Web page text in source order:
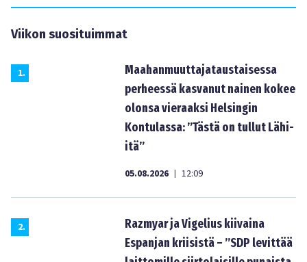
Viikon suosituimmat
1.
Maahanmuuttajataustaisessa
perheessä kasvanut nainen kokee
olonsa vieraaksi Helsingin
Kontulassa: ”Tästä on tullut Lähi-
itä”
05.08.2026 | 12:09
2.
Razmyar ja Vigelius kiivaina
Espanjan kriisistä – ”SDP levittää